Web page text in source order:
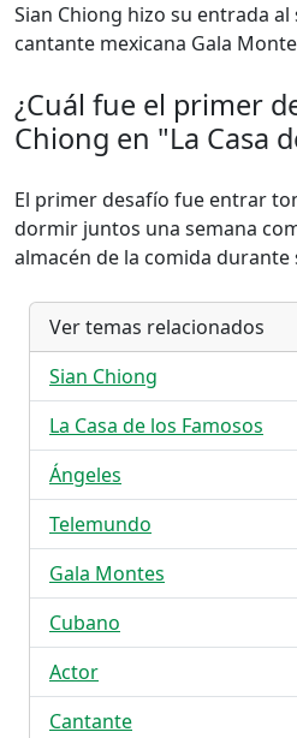
Sian Chiong hizo su entrada
cantante mexicana Gala
¿Cuál fue el primer
Chiong en "La Casa
El primer desafío fue entrar
dormir juntos una semana
almacén de la comida durante
Ver temas relacionados
Sian Chiong
La Casa de los Famosos
Ángeles
Telemundo
Gala Montes
Cubano
Actor
Cantante